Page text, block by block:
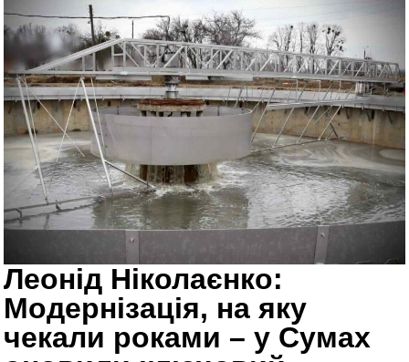
Леонід Ніколаєнко:
Модернізація, на яку
чекали роками – у Сумах